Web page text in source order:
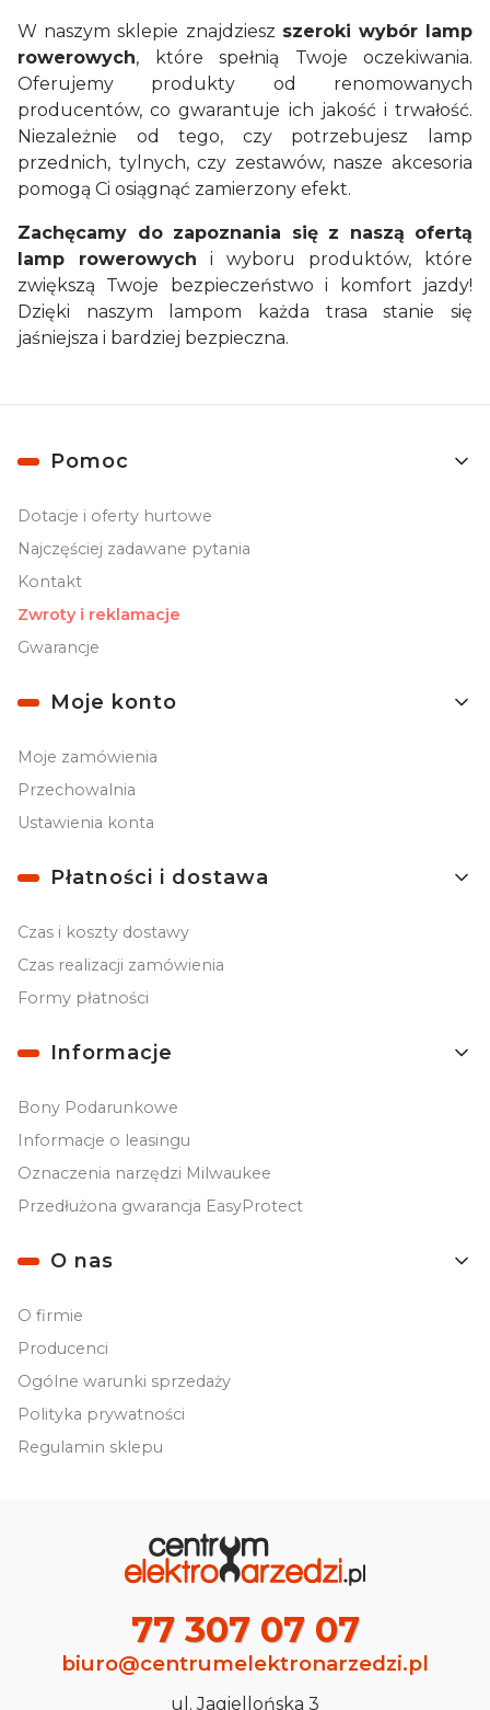
W naszym sklepie znajdziesz szeroki wybór lamp
rowerowych, które spełnią Twoje oczekiwania.
Oferujemy produkty od renomowanych
producentów, co gwarantuje ich jakość i trwałość.
Niezależnie od tego, czy potrzebujesz lamp
przednich, tylnych, czy zestawów, nasze akcesoria
pomogą Ci osiągnąć zamierzony efekt.
Zachęcamy do zapoznania się z naszą ofertą
lamp rowerowych i wyboru produktów, które
zwiększą Twoje bezpieczeństwo i komfort jazdy!
Dzięki naszym lampom każda trasa stanie się
jaśniejsza i bardziej bezpieczna.
Linki w stopce
Pomoc
Dotacje i oferty hurtowe
Najczęściej zadawane pytania
Kontakt
Zwroty i reklamacje
Gwarancje
Moje konto
Moje zamówienia
Przechowalnia
Ustawienia konta
Płatności i dostawa
Czas i koszty dostawy
Czas realizacji zamówienia
Formy płatności
Informacje
Bony Podarunkowe
Informacje o leasingu
Oznaczenia narzędzi Milwaukee
Przedłużona gwarancja EasyProtect
O nas
O firmie
Producenci
Ogólne warunki sprzedaży
Polityka prywatności
Regulamin sklepu
77 307 07 07
biuro@centrumelektronarzedzi.pl
ul. Jagiellońska 3